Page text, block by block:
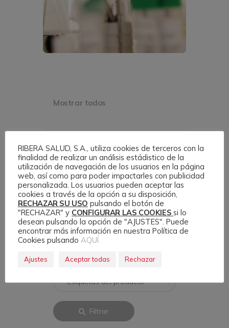
Mostrar todos
Filtrar
Texto
Categoría
Etiqueta
Filtrar
RIBERA SALUD, S.A., utiliza cookies de terceros con la
finalidad de realizar un análisis estádistico de la
utilización de navegación de los usuarios en la página
web, así como para poder impactarles con publicidad
personalizada. Los usuarios pueden aceptar las
cookies a través de la opción a su disposición,
RECHAZAR SU USO pulsando el botón de
"RECHAZAR" y CONFIGURAR LAS COOKIES si lo
desean pulsando la opción de "AJUSTES". Puede
encontrar más información en nuestra Política de
Cookies pulsando AQUÍ
Ajustes Aceptar todas Rechazar